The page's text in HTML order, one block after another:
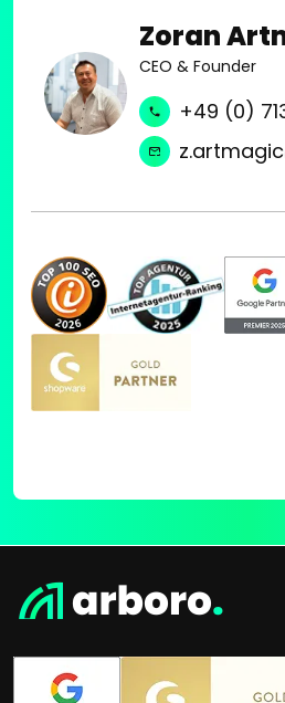
Zoran
CEO & Founder
+49 (0)